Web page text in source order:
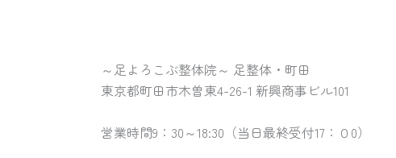
～足よろこぶ整体院～ 足整体・町田
東京都町田市木曽東4-26-1 新興商事ビル101
営業時間9：30～18:30（当日最終受付17：０0）